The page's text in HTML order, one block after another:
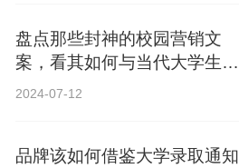
盘点那些封神的校园营销文
案，看其如何与当代大学生精
神共鸣？
2024-07-12
品牌该如何借鉴大学录取通知